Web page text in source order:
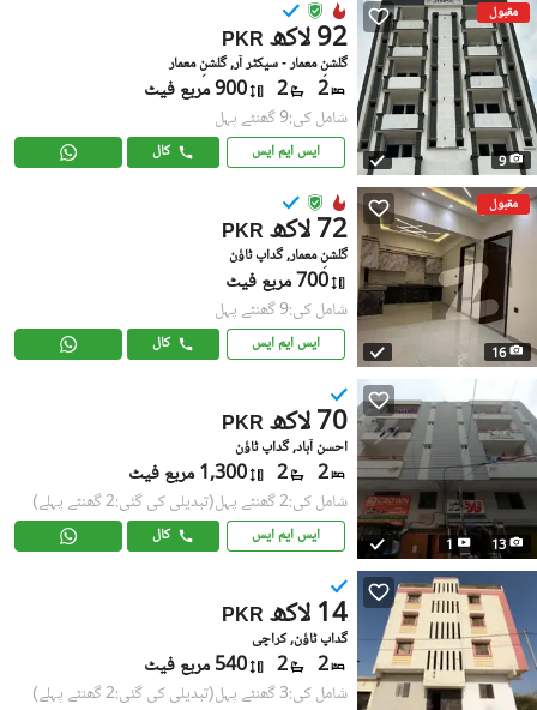
مقبول
9
PKR 92 لاکھ
گلشنِ معمار - سیکٹر آر, گلشنِ معمار
2
2 900 مربع فیٹ
شامل کی:9 گھنٹے پہل
ایس ایم ایس کال
مقبول
16
PKR 72 لاکھ
گلشنِ معمار, گداپ ٹاؤن
700 مربع فیٹ
شامل کی:9 گھنٹے پہل
ایس ایم ایس کال
13
1
PKR 70 لاکھ
احسن آباد, گداپ ٹاؤن
2
2 1,300 مربع فیٹ
شامل کی:2 گھنٹے پہل (تبدیلی کی گئی:2 گھنٹے پہلے)
ایس ایم ایس کال
PKR 14 لاکھ
گداپ ٹاؤن, کراچی
2
2 540 مربع فیٹ
شامل کی:3 گھنٹے پہل (تبدیلی کی گئی:2 گھنٹے پہلے)